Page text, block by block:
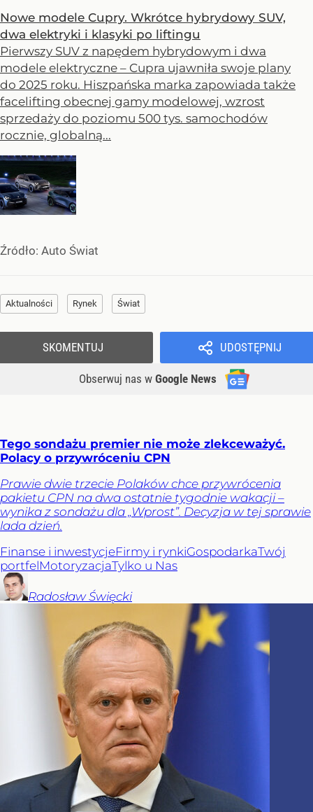
Nowe modele Cupry. Wkrótce hybrydowy SUV,
dwa elektryki i klasyki po liftingu
Pierwszy SUV z napędem hybrydowym i dwa
modele elektryczne – Cupra ujawniła swoje plany
do 2025 roku. Hiszpańska marka zapowiada także
facelifting obecnej gamy modelowej, wzrost
sprzedaży do poziomu 500 tys. samochodów
rocznie, globalną...
Źródło: Auto Świat
Aktualności Rynek Świat
UDOSTĘPNIJ
Obserwuj nas w Google News
SKOMENTUJ
Tego sondażu premier nie może zlekceważyć.
Polacy o przywróceniu CPN
Prawie dwie trzecie Polaków chce przywrócenia
pakietu CPN na dwa ostatnie tygodnie wakacji –
wynika z sondażu dla „Wprost”. Decyzja w tej sprawie
lada dzień.
Finanse i inwestycjeFirmy i rynkiGospodarkaTwój
portfelMotoryzacjaTylko u Nas
Radosław Święcki